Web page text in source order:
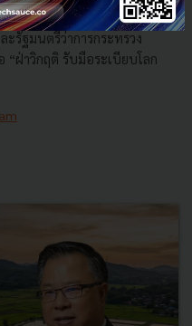
ามารถประเทศ
รัฐมนตรีว่าการกระทรวง
“ฝ่าวิกฤติ รับมือระเบียบโลก